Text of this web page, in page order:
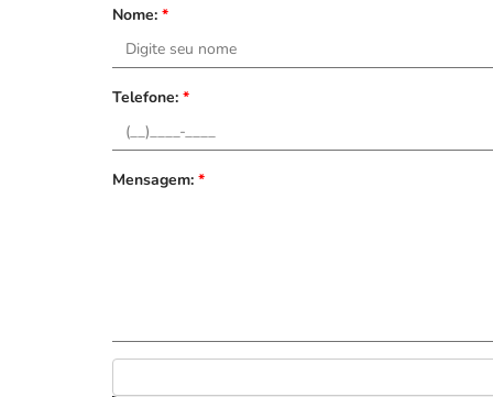
Nome: *
Telefone: *
Mensagem: *